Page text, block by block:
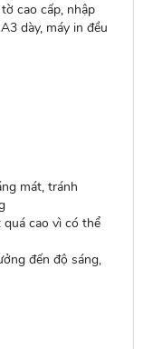
cao cấp, nhập
dày, máy in đều
mát, tránh
cao vì có thể
đến độ sáng,